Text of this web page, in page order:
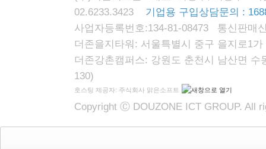
02.6233.3423 기업용 구입상담문의 :
사업자등록번호:134-81-08473 통신판매
더존을지타워: 서울특별시 중구 을지로1
더존강촌캠퍼스: 강원도 춘천시 남산면
130)
호스팅 제공자: 주식회사 맑은소프트
Copyright Ⓒ DOUZONE ICT GROUP. All